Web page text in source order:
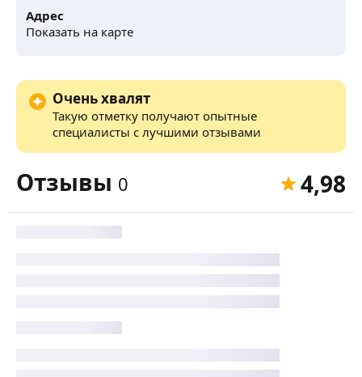
Адрес
Показать на карте
Очень хвалят
Такую отметку получают опытные
специалисты с лучшими отзывами
Отзывы 0 4,98